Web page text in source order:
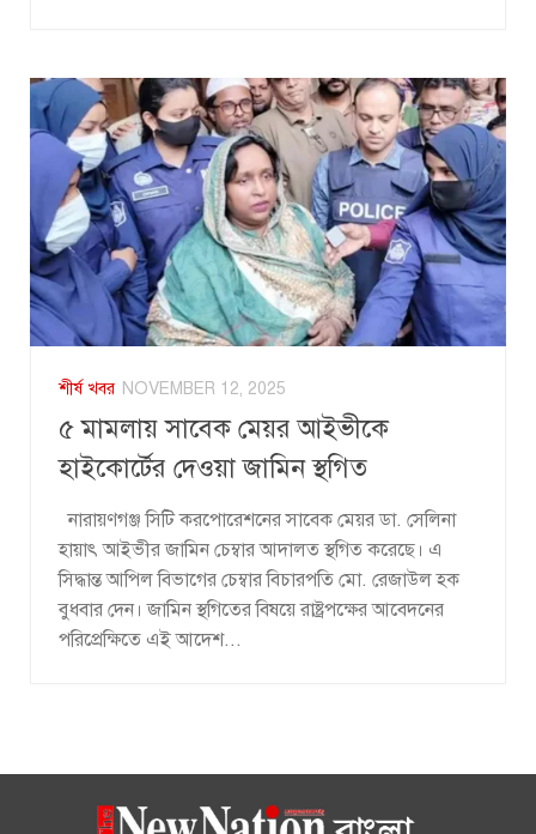
শীর্ষ খবর NOVEMBER 12, 2025
৫ মামলায় সাবেক মেয়র আইভীকে
হাইকোর্টের দেওয়া জামিন স্থগিত
নারায়ণগঞ্জ সিটি করপোরেশনের সাবেক মেয়র ডা. সেলিনা
হায়াৎ আইভীর জামিন চেম্বার আদালত স্থগিত করেছে। এ
সিদ্ধান্ত আপিল বিভাগের চেম্বার বিচারপতি মো. রেজাউল হক
বুধবার দেন। জামিন স্থগিতের বিষয়ে রাষ্ট্রপক্ষের আবেদনের
পরিপ্রেক্ষিতে এই আদেশ...